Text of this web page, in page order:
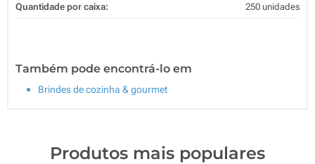
Quantidade por caixa: 250 unidades
Também pode encontrá-lo em
Brindes de cozinha & gourmet
Produtos mais populares